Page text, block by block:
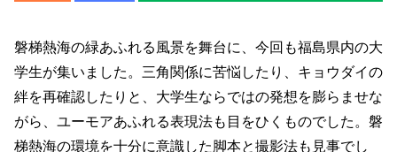
磐梯熱海の緑あふれる風景を舞台に、今回も福島県内の大
学生が集いました。三角関係に苦悩したり、キョウダイの
絆を再確認したりと、大学生ならではの発想を膨らませな
がら、ユーモアあふれる表現法も目をひくものでした。磐
梯熱海の環境を十分に意識した脚本と撮影法も見事でし